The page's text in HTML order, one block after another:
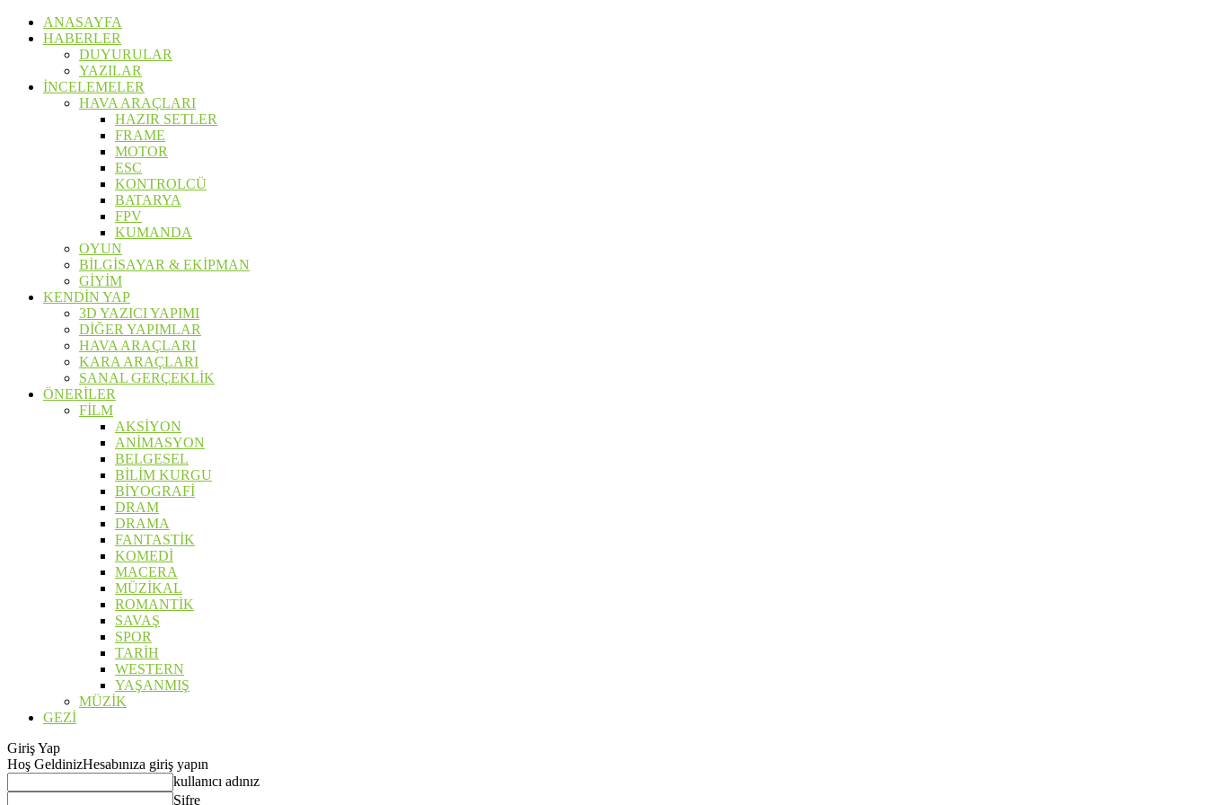
ANASAYFA
HABERLER
DUYURULAR
YAZILAR
İNCELEMELER
HAVA ARAÇLARI
HAZIR SETLER
FRAME
MOTOR
ESC
KONTROLCÜ
BATARYA
FPV
KUMANDA
OYUN
BİLGİSAYAR & EKİPMAN
GİYİM
KENDİN YAP
3D YAZICI YAPIMI
DİĞER YAPIMLAR
HAVA ARAÇLARI
KARA ARAÇLARI
SANAL GERÇEKLİK
ÖNERİLER
FİLM
AKSİYON
ANİMASYON
BELGESEL
BİLİM KURGU
BİYOGRAFİ
DRAM
DRAMA
FANTASTİK
KOMEDİ
MACERA
MÜZİKAL
ROMANTİK
SAVAŞ
SPOR
TARİH
WESTERN
YAŞANMIŞ
MÜZİK
GEZİ
Giriş Yap
Hoş GeldinizHesabınıza giriş yapın
kullanıcı adınız
Şifre